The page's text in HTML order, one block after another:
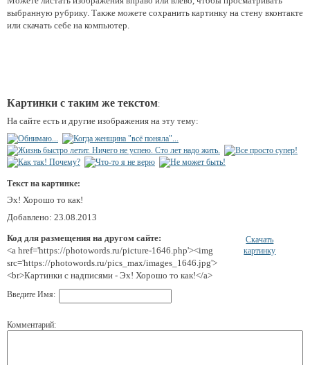
выбранную рубрику. Также можете сохранить картинку на стену вконтакте
или скачать себе на компьютер.
Картинки с таким же текстом:
На сайте есть и другие изображения на эту тему:
Текст на картинке:
Эх! Хорошо то как!
Добавлено: 23.08.2013
Код для размещения на другом сайте:
<a href='https://photowords.ru/picture-1646.php'><img
src='https://photowords.ru/pics_max/images_1646.jpg'>
<br>Картинки с надписями - Эх! Хорошо то как!</a>
Скачать
картинку
Введите Имя:
Комментарий: